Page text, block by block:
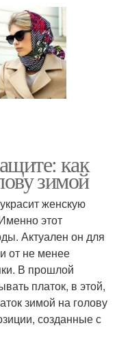
как
зимой
женскую
этот
Актуален он для
от не менее
В прошлой
платок, в этой,
зимой на голову
созданные с